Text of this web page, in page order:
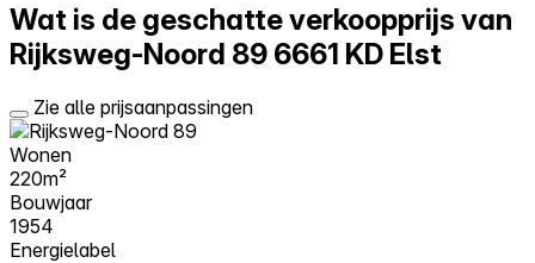
Wat is de geschatte verkoopprijs van
Rijksweg-Noord 89 6661 KD Elst
Zie alle prijsaanpassingen
Wonen
220m²
Bouwjaar
1954
Energielabel